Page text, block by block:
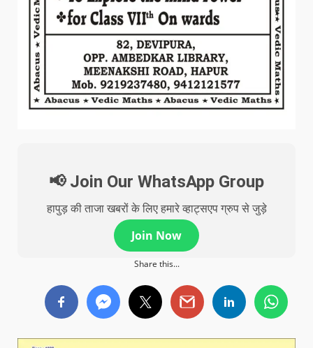
📢 Join Our WhatsApp Group
हापुड़ की ताजा खबरों के लिए हमारे व्हाट्सएप ग्रुप से जुड़े
Join Now
Share this...